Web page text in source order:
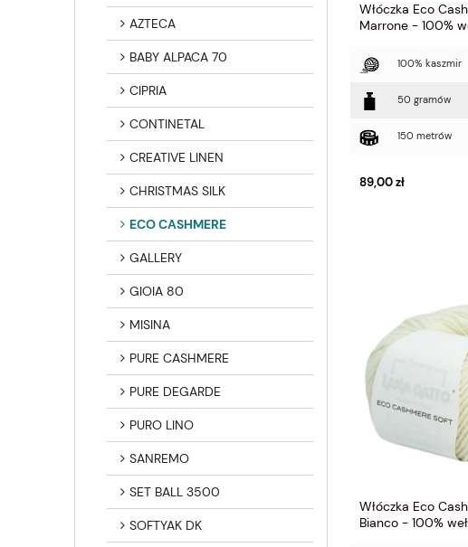
AZTECA
BABY ALPACA 70
CIPRIA
CONTINETAL
CREATIVE LINEN
CHRISTMAS SILK
ECO CASHMERE
GALLERY
GIOIA 80
MISINA
PURE CASHMERE
PURE DEGARDE
PURO LINO
SANREMO
SET BALL 3500
SOFTYAK DK
Włóczka Eco
Marrone - 100%
100% kaszmir
50 gramów
150 metrów
89,00 zł
Włóczka Eco
Bianco - 100%